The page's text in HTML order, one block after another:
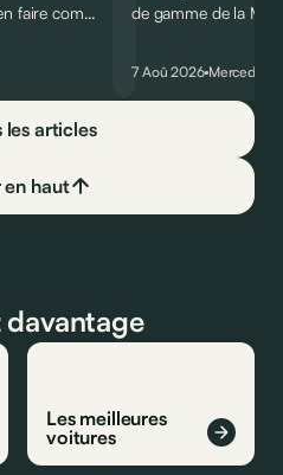
faire comme
de gamme de la
moins…
7 Aoû 2026 Mercedes
les articles
en haut
davantage
Les meilleures
voitures